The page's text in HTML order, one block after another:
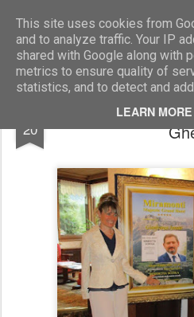
This site uses cookies from
and to analyze traffic. Your IP
shared with Google along with
metrics to ensure quality of
statistics, and to detect and
LEARN MORE
20
Maria Chiara